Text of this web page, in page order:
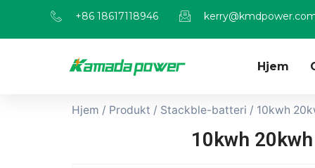
+86 18617118946
Hjem
Hjem / Produkt / Stackble-batteri / 10kwh
10kwh